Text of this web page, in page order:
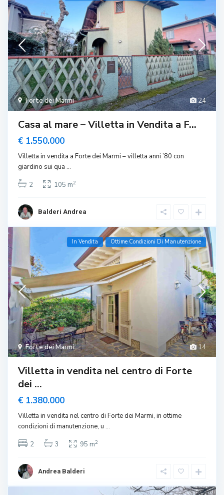
24
Forte dei Marmi
Casa al mare – Villetta in Vendita a F...
€ 1.550.000
Villetta in vendita a Forte dei Marmi – villetta anni ’80 con
giardino sui qua...
2
105 m2
Balderi Andrea
14
Forte dei Marmi
In Vendita Ottime Condizioni Di Manutenzione
Villetta in vendita nel centro di Forte
dei ...
€ 1.380.000
Villetta in vendita nel centro di Forte dei Marmi, in ottime
condizioni di manutenzione, u...
2
3 95 m2
Andrea Balderi